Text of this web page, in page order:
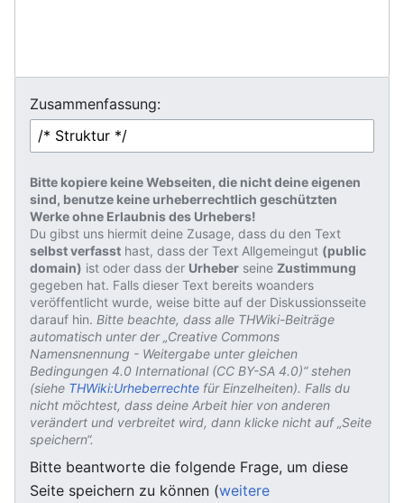
Zusammenfassung:
Bitte kopiere keine Webseiten, die nicht deine eigenen
sind, benutze keine urheberrechtlich geschützten
Werke ohne Erlaubnis des Urhebers!
Du gibst uns hiermit deine Zusage, dass du den Text
selbst verfasst hast, dass der Text Allgemeingut (public
domain) ist oder dass der Urheber seine Zustimmung
gegeben hat. Falls dieser Text bereits woanders
veröffentlicht wurde, weise bitte auf der Diskussionsseite
darauf hin. Bitte beachte, dass alle THWiki-Beiträge
automatisch unter der „Creative Commons
Namensnennung - Weitergabe unter gleichen
Bedingungen 4.0 International (CC BY-SA 4.0)“ stehen
(siehe THWiki:Urheberrechte für Einzelheiten). Falls du
nicht möchtest, dass deine Arbeit hier von anderen
verändert und verbreitet wird, dann klicke nicht auf „Seite
speichern“.
Bitte beantworte die folgende Frage, um diese
Seite speichern zu können (weitere